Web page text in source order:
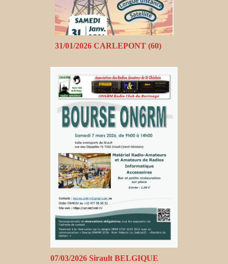
31/01/2026 CARLEPONT (60)
07/03/2026 Sirault BELGIQUE